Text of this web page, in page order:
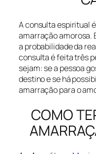
A consulta espiritual
amarração amorosa.
a probabilidade da
consulta é feita três
sejam: se a pessoa
destino e se há
amarração para o
COMO